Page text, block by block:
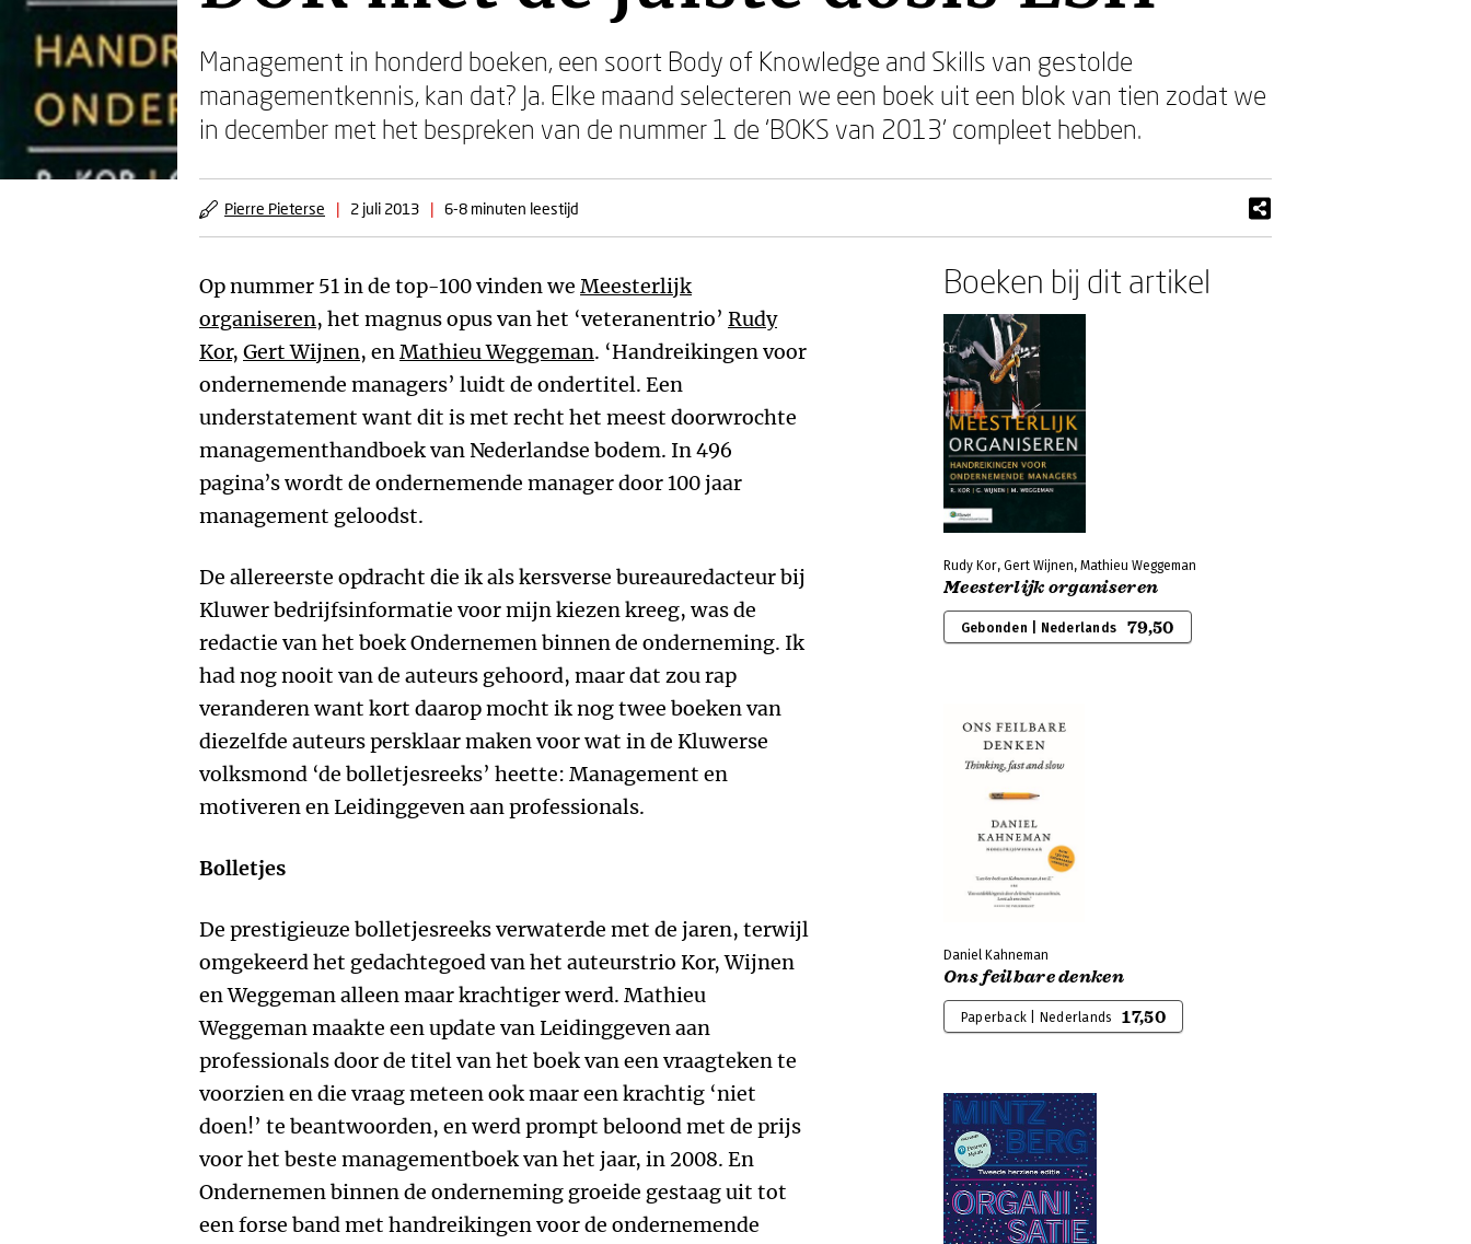
Management in honderd boeken, een soort Body of Knowledge and Skills van gestolde
managementkennis, kan dat? Ja. Elke maand selecteren we een boek uit een blok van tien zodat we
in december met het bespreken van de nummer 1 de ‘BOKS van 2013’ compleet hebben.
Pierre Pieterse | 2 juli 2013 | 6-8 minuten leestijd
Op nummer 51 in de top-100 vinden we Meesterlijk
organiseren, het magnus opus van het ‘veteranentrio’ Rudy
Kor, Gert Wijnen, enMathieu Weggeman. ‘Handreikingen voor
ondernemende managers’ luidt de ondertitel. Een
understatement want dit is met recht het meest doorwrochte
managementhandboek van Nederlandse bodem. In 496
pagina’s wordt de ondernemende manager door 100 jaar
management geloodst.
De allereerste opdracht die ik als kersverse bureauredacteur bij
Kluwer bedrijfsinformatie voor mijn kiezen kreeg, was de
redactie van het boek Ondernemen binnen de onderneming. Ik
had nog nooit van de auteurs gehoord, maar dat zou rap
veranderen want kort daarop mocht ik nog twee boeken van
diezelfde auteurs persklaar maken voor wat in de Kluwerse
volksmond ‘de bolletjesreeks’ heette: Management en
motiveren en Leidinggeven aan professionals.
Bolletjes
De prestigieuze bolletjesreeks verwaterde met de jaren, terwijl
omgekeerd het gedachtegoed van het auteurstrio Kor, Wijnen
en Weggeman alleen maar krachtiger werd. Mathieu
Weggeman maakte een update van Leidinggeven aan
professionals door de titel van het boek van een vraagteken te
voorzien en die vraag meteen ook maar een krachtig ‘niet
doen!’ te beantwoorden, en werd prompt beloond met de prijs
voor het beste managementboek van het jaar, in 2008. En
Ondernemen binnen de onderneming groeide gestaag uit tot
een forse band met handreikingen voor de ondernemende
Boeken bij dit artikel
Rudy Kor, Gert Wijnen, Mathieu Weggeman
Meesterlijk organiseren
Gebonden | Nederlands 79,50
Daniel Kahneman
Ons feilbare denken
Paperback | Nederlands 17,50